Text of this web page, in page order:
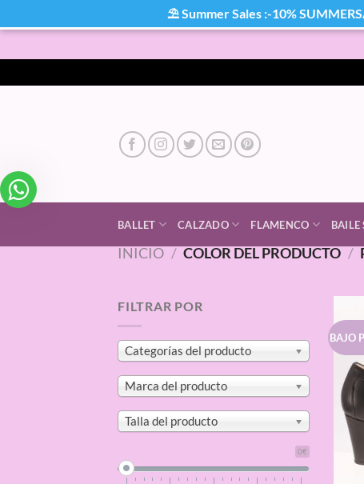
al
BALLET CALZADO FLAMENCO BAILE
INICIO / COLOR DEL PRODUCTO /
FILTRAR POR
Categorías del producto
Marca del producto
Talla del producto
0€
BAJO
⛱ Summer Sales :-10%